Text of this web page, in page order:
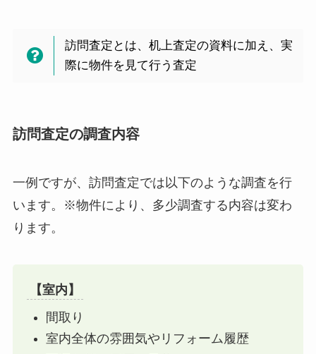
訪問査定とは、机上査定の資料に加え、実
際に物件を見て行う査定
訪問査定の調査内容
一例ですが、訪問査定では以下のような調査を行
います。※物件により、多少調査する内容は変わ
ります。
【室内】
間取り
室内全体の雰囲気やリフォーム履歴